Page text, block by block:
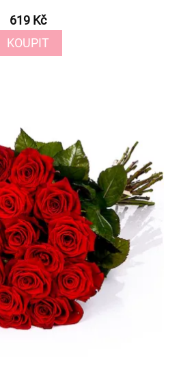
619 Kč
KOUPIT